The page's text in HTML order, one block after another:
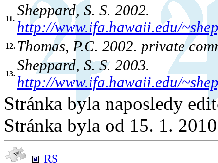
11.
Sheppard, S. S. 2002.
http://www.ifa.hawaii.edu/
12. Thomas, P.C. 2002. private
13.
Sheppard, S. S. 2003.
http://www.ifa.hawaii.edu/
Stránka byla naposledy
Stránka byla od 15. 1.
RS